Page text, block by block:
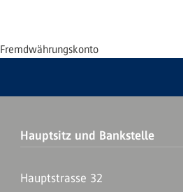
Fremdwährungskonto
Hauptsitz und Bankstelle
Hauptstrasse 32